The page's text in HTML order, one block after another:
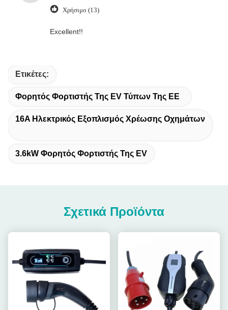
Χρήσιμο (13)
Excellent!!
Ετικέτες:
Φορητός Φορτιστής Της EV Τύπων Της ΕΕ
16A Ηλεκτρικός Εξοπλισμός Χρέωσης Οχημάτων
3.6kW Φορητός Φορτιστής Της EV
Σχετικά Προϊόντα